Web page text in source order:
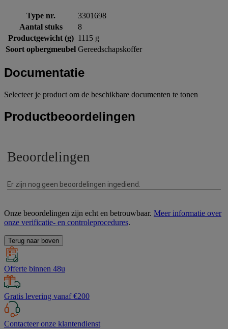
Type nr.
3301698
Aantal stuks
8
Productgewicht (g) 1115 g
Soort opbergmeubel Gereedschapskoffer
Documentatie
Selecteer je product om de beschikbare documenten te tonen
Productbeoordelingen
Onze beoordelingen zijn echt en betrouwbaar. Meer informatie over
onze verificatie- en controleprocedures.
Terug naar boven
Offerte binnen 48u
Gratis levering vanaf €200
Contacteer onze klantendienst